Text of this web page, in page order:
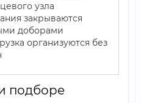
узла
закрываются
доборами
организуются без
подборе